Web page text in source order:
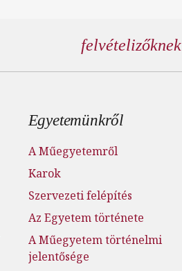
felvételizőknek
Lábléc menü
Egyetemünkről
A Műegyetemről
Karok
Szervezeti felépítés
Az Egyetem története
A Műegyetem történelmi
jelentősége